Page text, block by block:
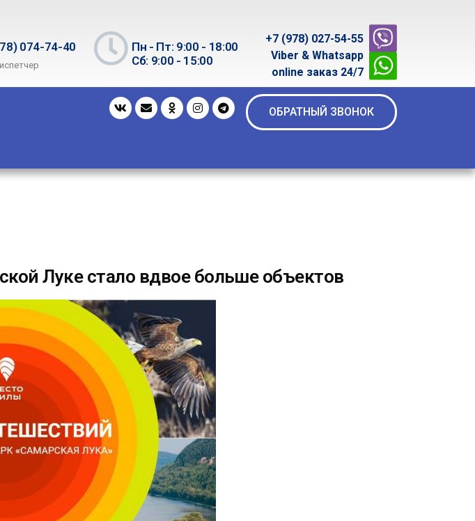
074-74-40
Пн - Пт: 9:00 - 18:00
Сб: 9:00 - 15:00
+7 (978) 027-54-55
Viber & Whatsapp
online заказ 24/7
ОБРАТНЫЙ ЗВОНОК
Луке стало вдвое больше объектов